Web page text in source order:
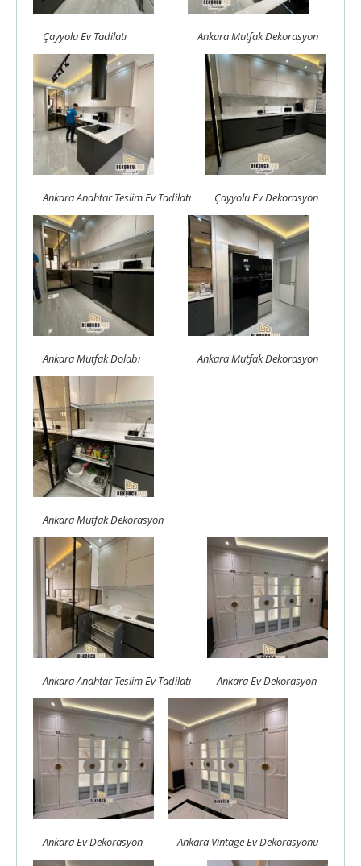
Çayyolu Ev Tadilatı Ankara Mutfak Dekorasyon
Ankara Anahtar Teslim Ev Tadilatı Çayyolu Ev Dekorasyon
Ankara Mutfak Dolabı Ankara Mutfak Dekorasyon
Ankara Mutfak Dekorasyon
Ankara Anahtar Teslim Ev Tadilatı Ankara Ev Dekorasyon
Ankara Ev Dekorasyon Ankara Vintage Ev Dekorasyonu